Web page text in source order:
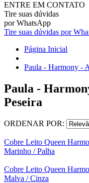
ENTRE EM CONTATO
Tire suas dúvidas
por WhatsApp
Tire suas dúvidas por
Página Inicial
Paula - Harmony -
Paula -
Peseira
ORDENAR POR:
Cobre Leito Queen
Marinho / Palha
Cobre Leito Queen
Malva / Cinza